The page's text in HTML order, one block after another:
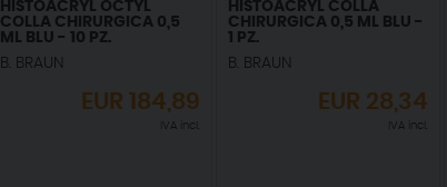
HISTOACRYL OCTYL
COLLA CHIRURGICA 0,5
ML BLU - 10 PZ.
B. BRAUN
EUR184,89
IVA incl.
HISTOACRYL COLLA
CHIRURGICA 0,5 ML BLU -
1 PZ.
B. BRAUN
EUR 28,34
IVA incl.